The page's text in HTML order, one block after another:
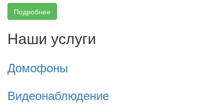
Подробнее
Наши услуги
Домофоны
Видеонаблюдение